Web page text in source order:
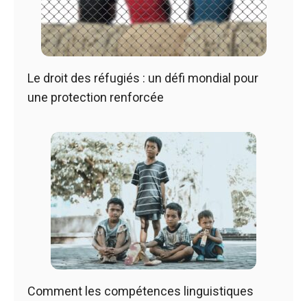
Le droit des réfugiés : un défi mondial pour
une protection renforcée
Comment les compétences linguistiques